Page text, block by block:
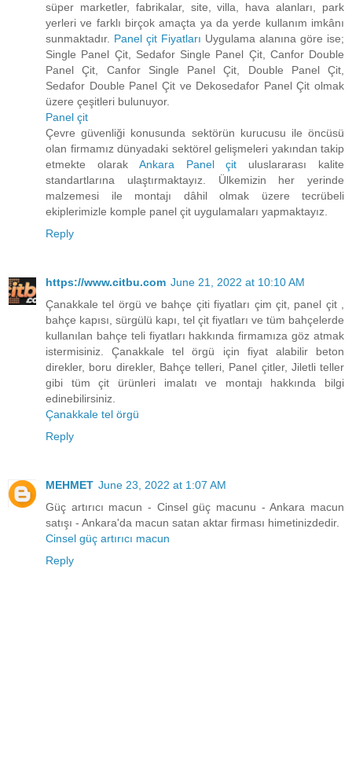
süper marketler, fabrikalar, site, villa, hava alanları, park
yerleri ve farklı birçok amaçta ya da yerde kullanım imkânı
sunmaktadır. Panel çit Fiyatları Uygulama alanına göre ise;
Single Panel Çit, Sedafor Single Panel Çit, Canfor Double
Panel Çit, Canfor Single Panel Çit, Double Panel Çit,
Sedafor Double Panel Çit ve Dekosedafor Panel Çit olmak
üzere çeşitleri bulunuyor.
Panel çit
Çevre güvenliği konusunda sektörün kurucusu ile öncüsü
olan firmamız dünyadaki sektörel gelişmeleri yakından takip
etmekte olarak Ankara Panel çit uluslararası kalite
standartlarına ulaştırmaktayız. Ülkemizin her yerinde
malzemesi ile montajı dâhil olmak üzere tecrübeli
ekiplerimizle komple panel çit uygulamaları yapmaktayız.
Reply
https://www.citbu.com June 21, 2022 at 10:10 AM
Çanakkale tel örgü ve bahçe çiti fiyatları çim çit, panel çit ,
bahçe kapısı, sürgülü kapı, tel çit fiyatları ve tüm bahçelerde
kullanılan bahçe teli fiyatları hakkında firmamıza göz atmak
istermisiniz. Çanakkale tel örgü için fiyat alabilir beton
direkler, boru direkler, Bahçe telleri, Panel çitler, Jiletli teller
gibi tüm çit ürünleri imalatı ve montajı hakkında bilgi
edinebilirsiniz.
Çanakkale tel örgü
Reply
MEHMET June 23, 2022 at 1:07 AM
Güç artırıcı macun - Cinsel güç macunu - Ankara macun
satışı - Ankara'da macun satan aktar firması himetinizdedir.
Cinsel güç artırıcı macun
Reply